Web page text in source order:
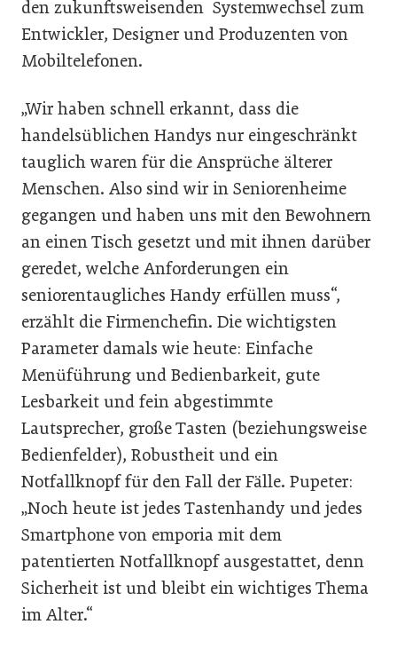
den zukunftsweisenden Systemwechsel zum
Entwickler, Designer und Produzenten von
Mobiltelefonen.
„Wir haben schnell erkannt, dass die
handelsüblichen Handys nur eingeschränkt
tauglich waren für die Ansprüche älterer
Menschen. Also sind wir in Seniorenheime
gegangen und haben uns mit den Bewohnern
an einen Tisch gesetzt und mit ihnen darüber
geredet, welche Anforderungen ein
seniorentaugliches Handy erfüllen muss“,
erzählt die Firmenchefin. Die wichtigsten
Parameter damals wie heute: Einfache
Menüführung und Bedienbarkeit, gute
Lesbarkeit und fein abgestimmte
Lautsprecher, große Tasten (beziehungsweise
Bedienfelder), Robustheit und ein
Notfallknopf für den Fall der Fälle. Pupeter:
„Noch heute ist jedes Tastenhandy und jedes
Smartphone von emporia mit dem
patentierten Notfallknopf ausgestattet, denn
Sicherheit ist und bleibt ein wichtiges Thema
im Alter.“